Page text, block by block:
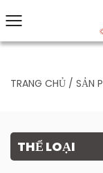
TRANG CHỦ / SẢN
THỂ LOẠI